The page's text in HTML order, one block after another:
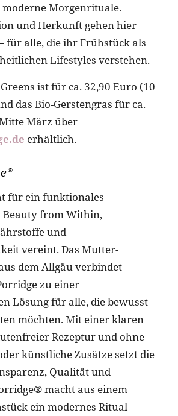
Morgenrituale.
und Herkunft gehen hier
für alle, die ihr Frühstück als
Lifestyles verstehen.
ist für ca. 32,90 Euro (10
das Bio-Gerstengras für ca.
März über
erhältlich.
für ein funktionales
Beauty from Within,
und
vereint. Das Mutter-
dem Allgäu verbindet
zu einer
Lösung für alle, die bewusst
möchten. Mit einer klaren
Rezeptur und ohne
künstliche Zusätze setzt die
Qualität und
macht aus einem
ein modernes Ritual –